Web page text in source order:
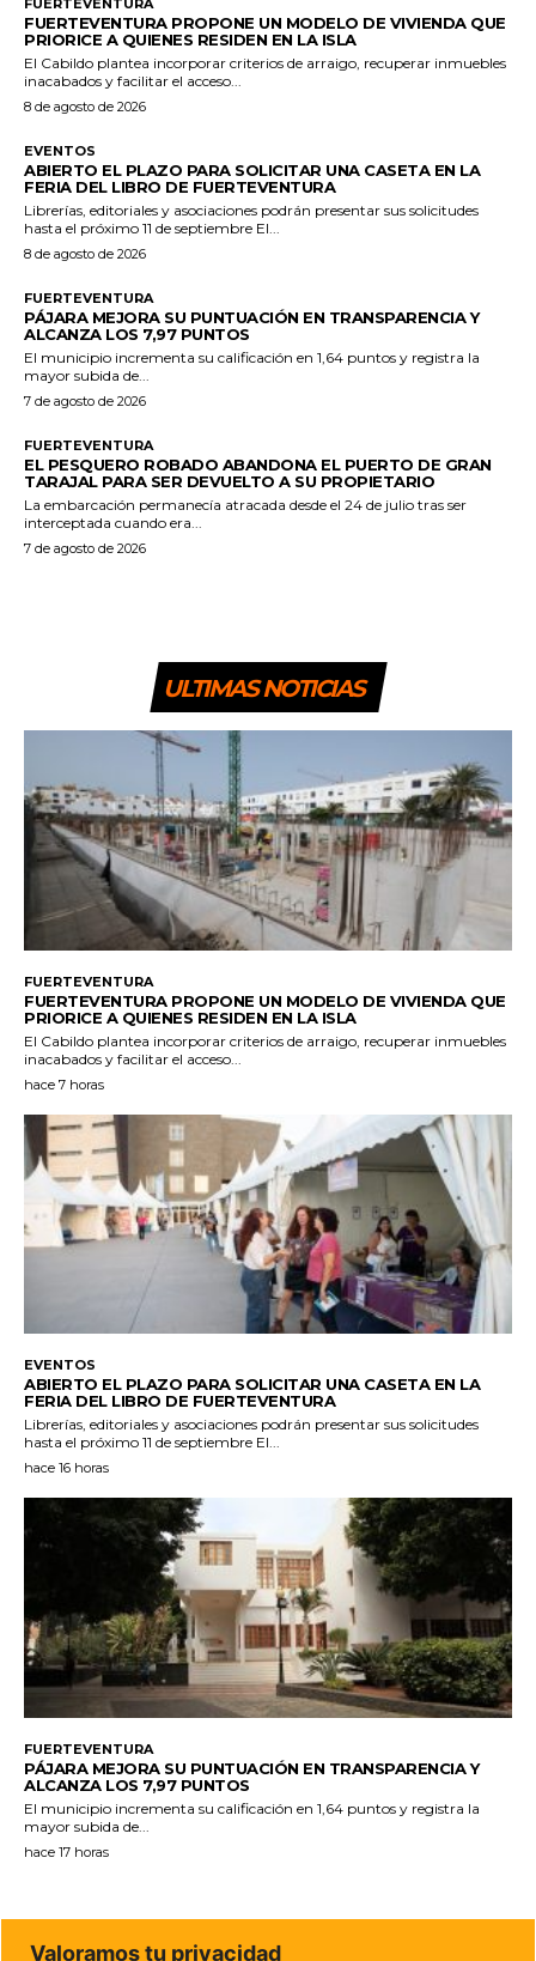
FUERTEVENTURA
FUERTEVENTURA PROPONE UN MODELO DE VIVIENDA QUE
PRIORICE A QUIENES RESIDEN EN LA ISLA
El Cabildo plantea incorporar criterios de arraigo, recuperar inmuebles
inacabados y facilitar el acceso...
8 de agosto de 2026
EVENTOS
ABIERTO EL PLAZO PARA SOLICITAR UNA CASETA EN LA
FERIA DEL LIBRO DE FUERTEVENTURA
Librerías, editoriales y asociaciones podrán presentar sus solicitudes
hasta el próximo 11 de septiembre El...
8 de agosto de 2026
FUERTEVENTURA
PÁJARA MEJORA SU PUNTUACIÓN EN TRANSPARENCIA Y
ALCANZA LOS 7,97 PUNTOS
El municipio incrementa su calificación en 1,64 puntos y registra la
mayor subida de...
7 de agosto de 2026
FUERTEVENTURA
EL PESQUERO ROBADO ABANDONA EL PUERTO DE GRAN
TARAJAL PARA SER DEVUELTO A SU PROPIETARIO
La embarcación permanecía atracada desde el 24 de julio tras ser
interceptada cuando era...
7 de agosto de 2026
ULTIMAS NOTICIAS
FUERTEVENTURA
FUERTEVENTURA PROPONE UN MODELO DE VIVIENDA QUE
PRIORICE A QUIENES RESIDEN EN LA ISLA
El Cabildo plantea incorporar criterios de arraigo, recuperar inmuebles
inacabados y facilitar el acceso...
hace 7 horas
EVENTOS
ABIERTO EL PLAZO PARA SOLICITAR UNA CASETA EN LA
FERIA DEL LIBRO DE FUERTEVENTURA
Librerías, editoriales y asociaciones podrán presentar sus solicitudes
hasta el próximo 11 de septiembre El...
hace 16 horas
FUERTEVENTURA
PÁJARA MEJORA SU PUNTUACIÓN EN TRANSPARENCIA Y
ALCANZA LOS 7,97 PUNTOS
El municipio incrementa su calificación en 1,64 puntos y registra la
mayor subida de...
hace 17 horas